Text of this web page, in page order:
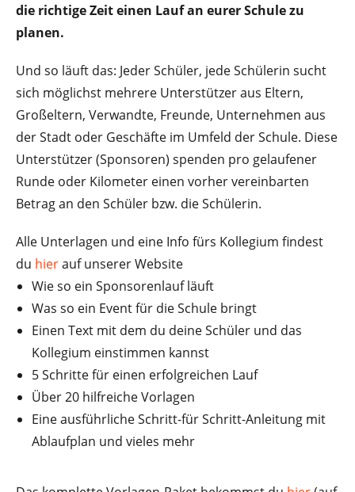
die richtige Zeit einen Lauf an eurer Schule zu
planen.
Und so läuft das: Jeder Schüler, jede Schülerin sucht
sich möglichst mehrere Unterstützer aus Eltern,
Großeltern, Verwandte, Freunde, Unternehmen aus
der Stadt oder Geschäfte im Umfeld der Schule. Diese
Unterstützer (Sponsoren) spenden pro gelaufener
Runde oder Kilometer einen vorher vereinbarten
Betrag an den Schüler bzw. die Schülerin.
Alle Unterlagen und eine Info fürs Kollegium findest
du hierauf unserer Website
Wie so ein Sponsorenlauf läuft
Was so ein Event für die Schule bringt
Einen Text mit dem du deine Schüler und das
Kollegium einstimmen kannst
5 Schritte für einen erfolgreichen Lauf
Über 20 hilfreiche Vorlagen
Eine ausführliche Schritt-für Schritt-Anleitung mit
Ablaufplan und vieles mehr